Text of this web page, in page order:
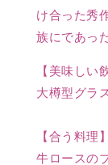
ヤ
ッ
ク
特
級
の
量
け合った秀
族にであっ
【美味しい
大樽型グラ
【合う料理】
牛ロースの